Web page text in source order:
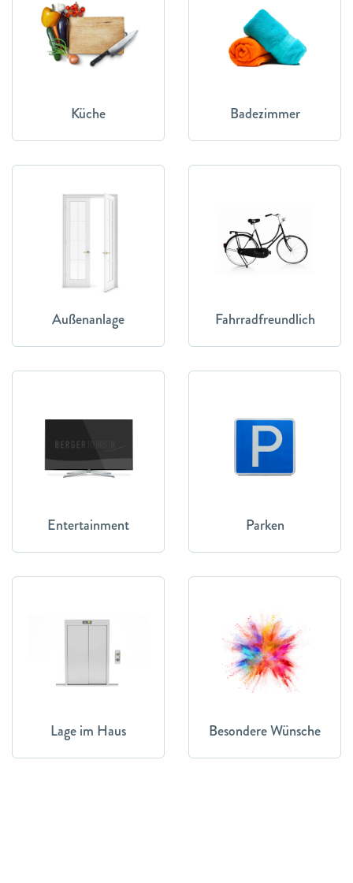
Küche Badezimmer
Außenanlage Fahrradfreundlich
Entertainment Parken
Lage im Haus Besondere Wünsche